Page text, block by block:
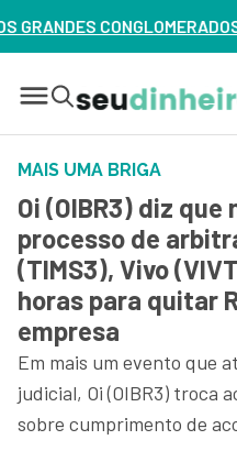
NO BRASIL? VEJA ERROS
MAIS UMA BRIGA
Oi (OIBR3) diz que
processo de
(TIMS3), Vivo
horas para quitar
empresa
Em mais um evento que
judicial, Oi (OIBR3) troca
sobre cumprimento de